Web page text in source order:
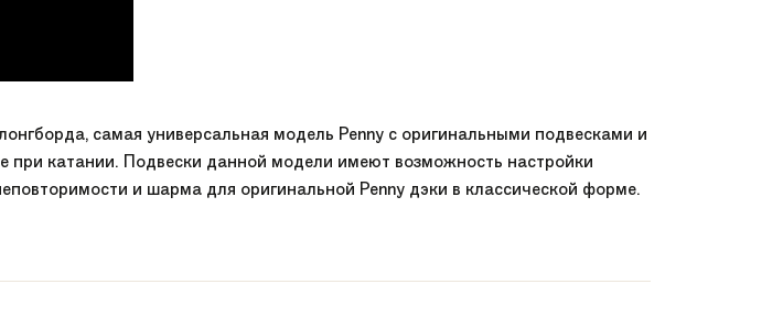
самая универсальная модель Penny с оригинальными подвесками и
катании. Подвески данной модели имеют возможность настройки
и шарма для оригинальной Penny дэки в классической форме.